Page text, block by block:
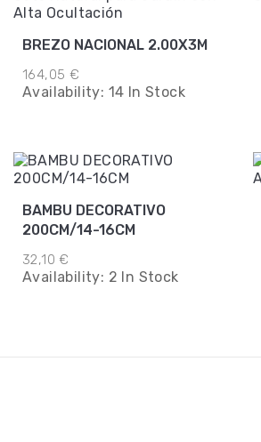
BREZO NACIONAL 2.00X3M
164,05 €
Availability: 14 In Stock
BAMBU DECORATIVO
200CM/14-16CM
32,10 €
Availability: 2 In Stock